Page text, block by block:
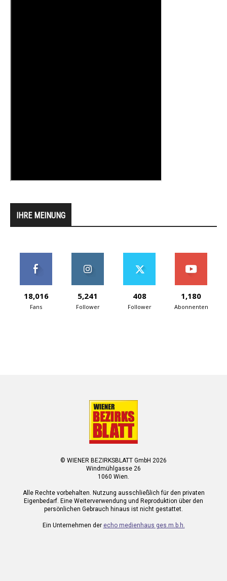
IHRE MEINUNG
18,016
Fans
5,241
Follower
408
Follower
1,180
Abonnenten
© WIENER BEZIRKSBLATT GmbH 2026
Windmühlgasse 26
1060 Wien.
Alle Rechte vorbehalten. Nutzung ausschließlich für den privaten
Eigenbedarf. Eine Weiterverwendung und Reproduktion über den
persönlichen Gebrauch hinaus ist nicht gestattet.
Ein Unternehmen der echo medienhaus ges.m.b.h.